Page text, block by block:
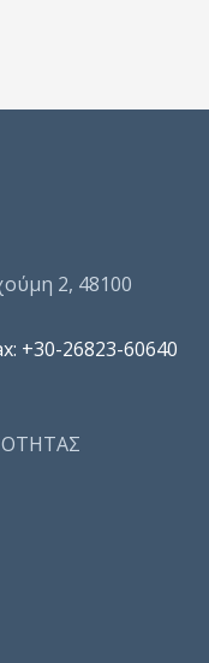
2, 48100
+30-26823-60640